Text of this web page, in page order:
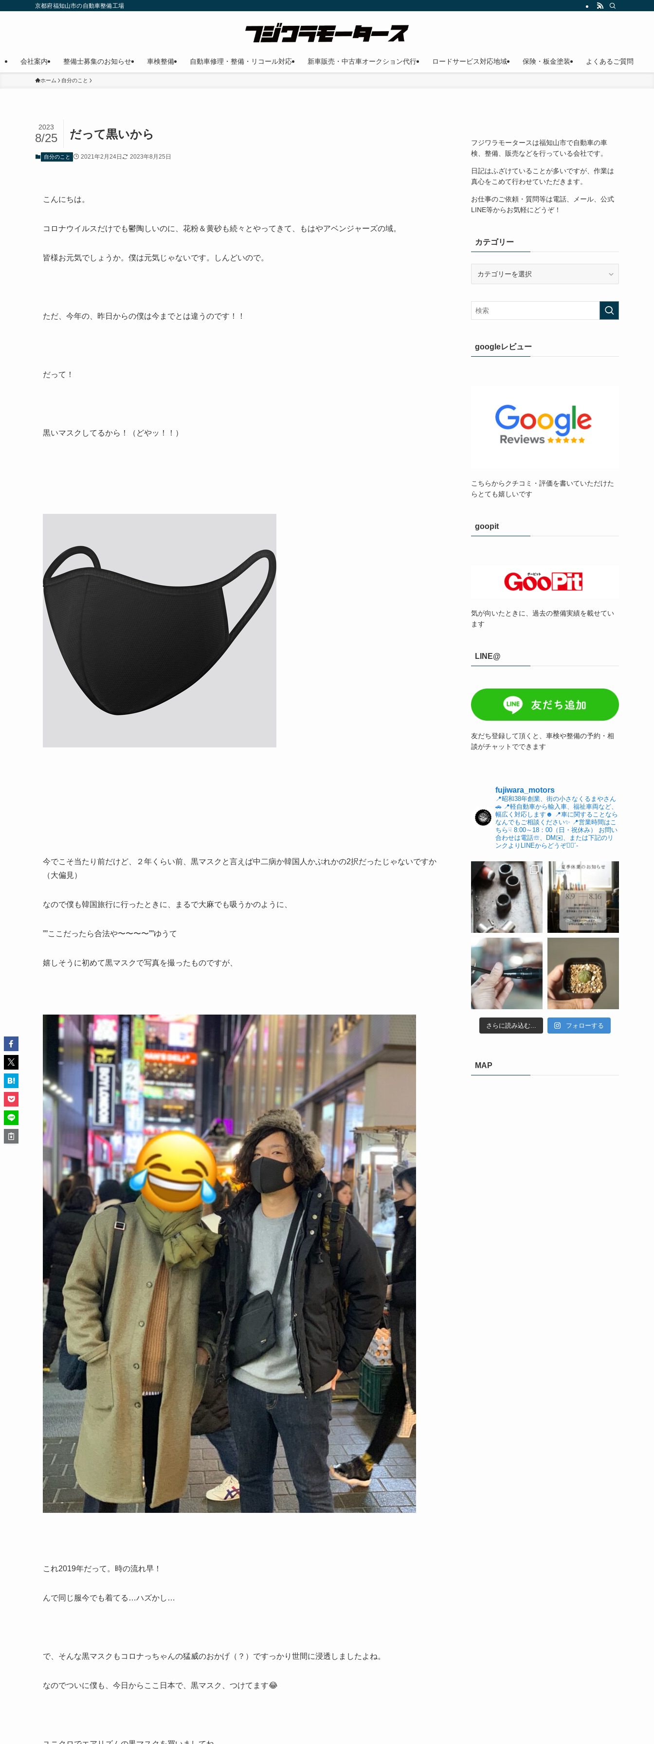
京都府福知山市の自動車整備工場
会社案内 整備士募集のお知らせ 車検整備 自動車修理・整備・リコール対応 新車販売・中古車オークション代行 ロードサービス対応地域 保険・板金塗装 よくあるご質問
ホーム 自分のこと
だって黒いから
2023
8/25
自分のこと 2021年2月24日 2023年8月25日
こんにちは。
コロナウイルスだけでも鬱陶しいのに、花粉＆黄砂も続々とやってきて、もはやアベンジャーズの域。
皆様お元気でしょうか。僕は元気じゃないです。しんどいので。
ただ、今年の、昨日からの僕は今までとは違うのです！！
だって！
黒いマスクしてるから！（どやッ！！）
今でこそ当たり前だけど、２年くらい前、黒マスクと言えば中二病か韓国人かぶれかの2択だったじゃないですか
（大偏見）
なので僕も韓国旅行に行ったときに、まるで大麻でも吸うかのように、
””ここだったら合法や〜〜〜〜””ゆうて
嬉しそうに初めて黒マスクで写真を撮ったものですが、
これ2019年だって。時の流れ早！
んで同じ服今でも着てる…ハズかし…
で、そんな黒マスクもコロナっちゃんの猛威のおかげ（？）ですっかり世間に浸透しましたよね。
なのでついに僕も、今日からここ日本で、黒マスク、つけてます😂
フジワラモータースは福知山市で自動車の車
検、整備、販売などを行っている会社です。
日記はふざけていることが多いですが、作業は
真心をこめて行わせていただきます。
お仕事のご依頼・質問等は電話、メール、公式
LINE等からお気軽にどうぞ！
カテゴリー
リ
ー
googleレビュー
こちらからクチコミ・評価を書いていただけた
らとても嬉しいです
goopit
気が向いたときに、過去の整備実績を載せてい
ます
LINE@
友だち登録して頂くと、車検や整備の予約・相
談がチャットでできます
fujiwara_motors
📍昭和38年創業、街の小さなくるまやさん
🚗 📍軽自動車から輸入車、福祉車両など、
幅広く対応します☻︎ 📍車に関することなら
なんでもご相談ください✨ 📍営業時間はこ
ちら☟ 8:00～18：00（日・祝休み）
お問い
合わせは電話☏、DM✉️、または下記のリ
ンクよりLINEからどうぞ👌🏻´-
さらに読み込む... フォローする
MAP